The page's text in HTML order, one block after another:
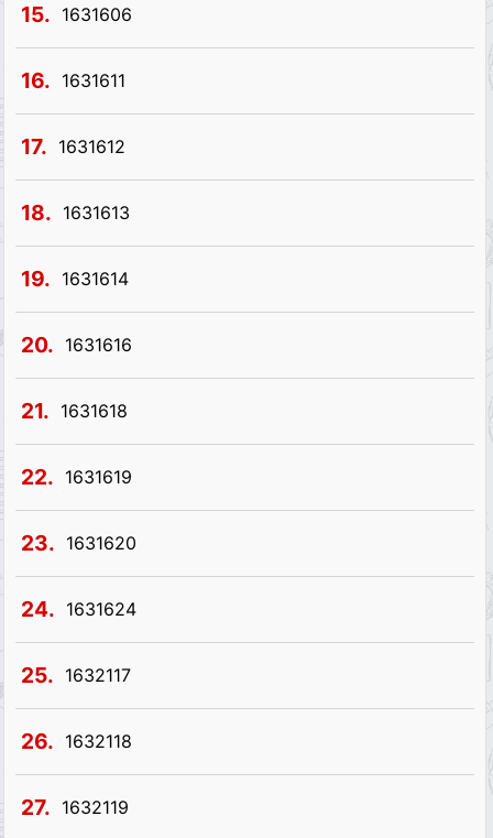
15. 1631606
16. 1631611
17. 1631612
18. 1631613
19. 1631614
20. 1631616
21. 1631618
22. 1631619
23. 1631620
24. 1631624
25. 1632117
26. 1632118
27. 1632119